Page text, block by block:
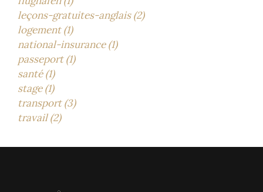
leçons-gratuites-anglais (2)
logement (1)
national-insurance (1)
passeport (1)
santé (1)
stage (1)
transport (3)
travail (2)